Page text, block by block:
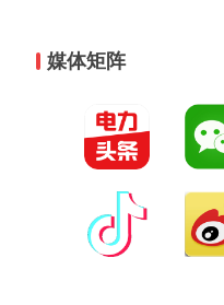
媒体矩阵